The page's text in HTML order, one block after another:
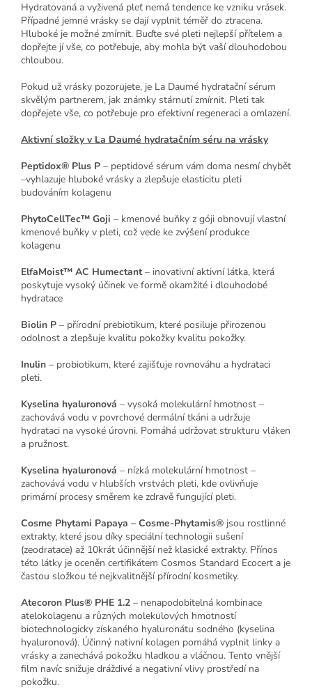
Hydratovaná a vyživená pleť nemá tendence ke vzniku vrásek.
Případné jemné vrásky se dají vyplnit téměř do ztracena.
Hluboké je možné zmírnit. Buďte své pleti nejlepší přítelem a
dopřejte jí vše, co potřebuje, aby mohla být vaší dlouhodobou
chloubou.
Pokud už vrásky pozorujete, je La Daumé hydratační sérum
skvělým partnerem, jak známky stárnutí zmírnit. Pleti tak
dopřejete vše, co potřebuje pro efektivní regeneraci a omlazení.
Aktivní složky v La Daumé hydratačním séru na vrásky
Peptidox® Plus P – peptidové sérum vám doma nesmí chybět
–vyhlazuje hluboké vrásky a zlepšuje elasticitu pleti
budováním kolagenu
PhytoCellTec™ Goji – kmenové buňky z góji obnovují vlastní
kmenové buňky v pleti, což vede ke zvýšení produkce
kolagenu
ElfaMoist™ AC Humectant – inovativní aktivní látka, která
poskytuje vysoký účinek ve formě okamžité i dlouhodobé
hydratace
Biolin P – přírodní prebiotikum, které posiluje přirozenou
odolnost a zlepšuje kvalitu pokožky kvalitu pokožky.
Inulin – probiotikum, které zajišťuje rovnováhu a hydrataci
pleti.
Kyselina hyaluronová – vysoká molekulární hmotnost –
zachovává vodu v povrchové dermální tkáni a udržuje
hydrataci na vysoké úrovni. Pomáhá udržovat strukturu vláken
a pružnost.
Kyselina hyaluronová – nízká molekulární hmotnost –
zachovává vodu v hlubších vrstvách pleti, kde ovlivňuje
primární procesy směrem ke zdravě fungující pleti.
Cosme Phytami Papaya – Cosme-Phytamis® jsou rostlinné
extrakty, které jsou díky speciální technologii sušení
(zeodratace) až 10krát účinnější než klasické extrakty. Přínos
této látky je oceněn certifikátem Cosmos Standard Ecocert a je
častou složkou té nejkvalitnější přírodní kosmetiky.
Atecoron Plus® PHE 1.2 – nenapodobitelná kombinace
atelokolagenu a různých molekulových hmotností
biotechnologicky získaného hyaluronátu sodného (kyselina
hyaluronová). Účinný nativní kolagen pomáhá vyplnit linky a
vrásky a zanechává pokožku hladkou a vláčnou. Tento vnější
film navíc snižuje dráždivé a negativní vlivy prostředí na
pokožku.